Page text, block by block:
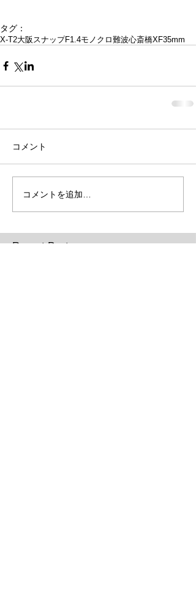
タグ：
X-T2大阪スナップF1.4モノクロ難波心斎橋XF35mm
コメント
コメントを追加…
Recent Posts